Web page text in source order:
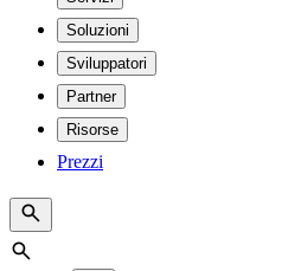
Soluzioni
Sviluppatori
Partner
Risorse
Prezzi
Search